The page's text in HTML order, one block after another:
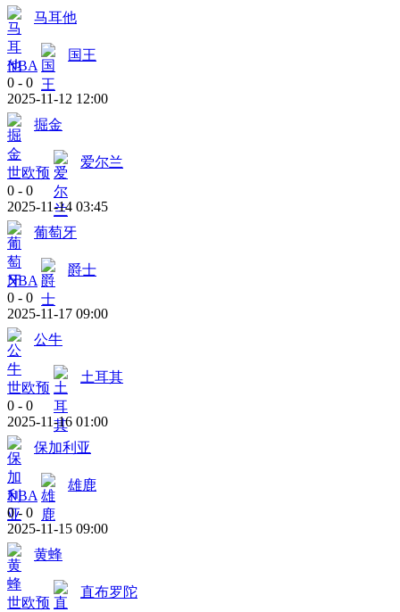
马耳他
NBA
国王
0 - 0
2025-11-12 12:00
掘金
世欧预
爱尔兰
0 - 0
2025-11-14 03:45
葡萄牙
NBA
爵士
0 - 0
2025-11-17 09:00
公牛
世欧预
土耳其
0 - 0
2025-11-16 01:00
保加利亚
NBA
雄鹿
0 - 0
2025-11-15 09:00
黄蜂
世欧预
直布罗陀